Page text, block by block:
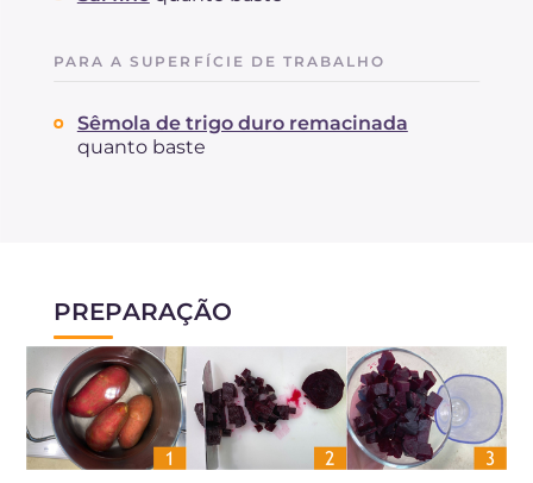
PARA A SUPERFÍCIE DE TRABALHO
Sêmola de trigo duro remacinada
quanto baste
PREPARAÇÃO